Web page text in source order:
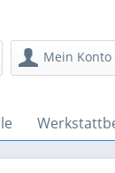
Mein Konto